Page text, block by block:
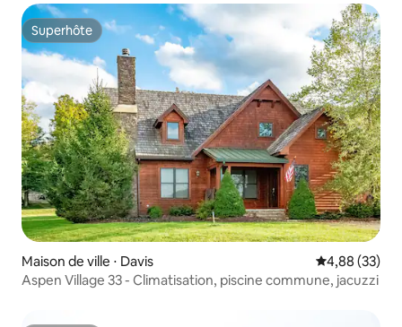
Superhôte
Superhôte
Maison de ville ⋅ Davis Évaluation
4,88 (33)
Aspen Village 33 - Climatisation, piscine commune, jacuzzi